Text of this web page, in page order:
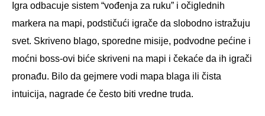
Igra odbacuje sistem “vođenja za ruku” i očiglednih
markera na mapi, podstičući igrače da slobodno istražuju
svet. Skriveno blago, sporedne misije, podvodne pećine i
moćni boss-ovi biće skriveni na mapi i čekaće da ih igrači
pronađu. Bilo da gejmere vodi mapa blaga ili čista
intuicija, nagrade će često biti vredne truda.